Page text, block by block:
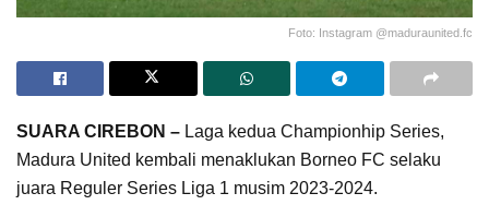
Foto: Instagram @maduraunited.fc
SUARA CIREBON – Laga kedua Championhip Series,
Madura United kembali menaklukan Borneo FC selaku
juara Reguler Series Liga 1 musim 2023-2024.